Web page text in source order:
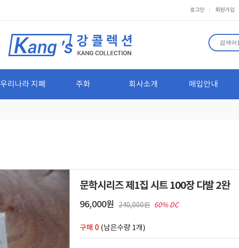
로그인 회원가입
우리나라 지폐 주화 회사소개 매입안내
문학시리즈 제1집 시트 100장 다발 2완
96,000원 240,000원 60% DC
구매 0 (남은수량 1개)